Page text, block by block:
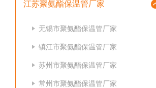
江苏聚氨酯保温管厂家
无锡市聚氨酯保温管厂家
镇江市聚氨酯保温管厂家
苏州市聚氨酯保温管厂家
常州市聚氨酯保温管厂家